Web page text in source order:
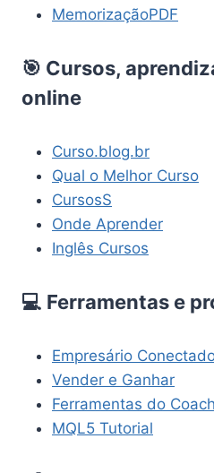
MemorizaçãoPDF
🎯 Cursos,
online
Curso.blog.br
Qual o Melhor Curso
CursosS
Onde Aprender
Inglês Cursos
💻 Ferramentas e
Empresário
Vender e Ganhar
Ferramentas do Coach
MQL5 Tutorial